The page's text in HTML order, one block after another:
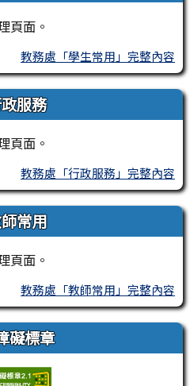
頁面。
教務處「學生常用」完整內容
服務
頁面。
教務處「行政服務」完整內容
常用
頁面。
教務處「教師常用」完整內容
礙標章